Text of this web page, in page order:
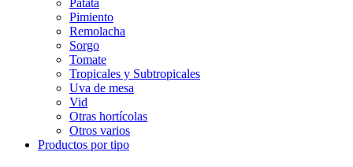
Pimiento
Remolacha
Sorgo
Tomate
Tropicales y Subtropicales
Uva de mesa
Vid
Otras hortícolas
Otros varios
Productos por tipo